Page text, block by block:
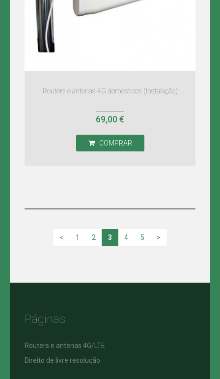
Routers e antenas 4G domesticos (Instalação)
69,00 €
COMPRAR
< 1 2 3 4 5 >
Páginas
Routers e antenas 4G/LTE
Direito de livre resolução